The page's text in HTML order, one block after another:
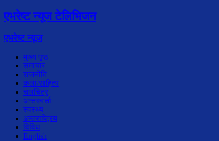
एभरेष्ट न्यूज टेलिभिजन
एभरेष्ट न्यूज
मुख्य पृष्ठ
समाचार
राजनीति
कला/साहित्य
चलचित्र
अन्तरवार्ता
स्वस्थ्य
अन्तराष्ट्रिय
विविध
English